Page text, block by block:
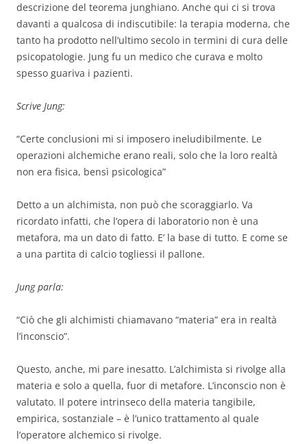
descrizione del teorema junghiano. Anche qui ci si trova
davanti a qualcosa di indiscutibile: la terapia moderna, che
tanto ha prodotto nell’ultimo secolo in termini di cura delle
psicopatologie. Jung fu un medico che curava e molto
spesso guariva i pazienti.
Scrive Jung:
“Certe conclusioni mi si imposero ineludibilmente. Le
operazioni alchemiche erano reali, solo che la loro realtà
non era fisica, bensì psicologica”
Detto a un alchimista, non può che scoraggiarlo. Va
ricordato infatti, che l’opera di laboratorio non è una
metafora, ma un dato di fatto. E’ la base di tutto. E come se
a una partita di calcio togliessi il pallone.
Jung parla:
“Ciò che gli alchimisti chiamavano “materia” era in realtà
l’inconscio”.
Questo, anche, mi pare inesatto. L’alchimista si rivolge alla
materia e solo a quella, fuor di metafore. L’inconscio non è
valutato. Il potere intrinseco della materia tangibile,
empirica, sostanziale – è l’unico trattamento al quale
l’operatore alchemico si rivolge.